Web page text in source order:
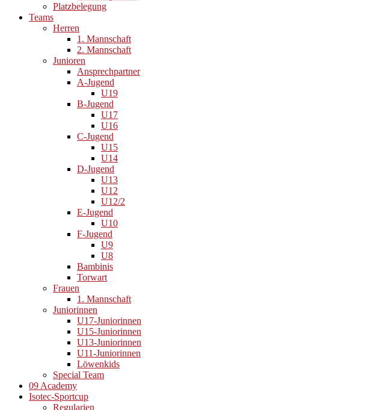
Platzbelegung
Teams
Herren
1. Mannschaft
2. Mannschaft
Junioren
Ansprechpartner
A-Jugend
U19
B-Jugend
U17
U16
C-Jugend
U15
U14
D-Jugend
U13
U12
U12/2
E-Jugend
U10
F-Jugend
U9
U8
Bambinis
Torwart
Frauen
1. Mannschaft
Juniorinnen
U17-Juniorinnen
U15-Juniorinnen
U13-Juniorinnen
U11-Juniorinnen
Löwenkids
Special Team
09 Academy
Isotec-Sportcup
Regularien